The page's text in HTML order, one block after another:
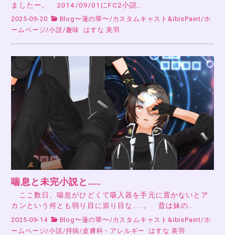
ましたー。 2014/09/01にFC2小説…
2025-09-20 Blog〜蓮の華〜/カスタムキャスト&ibisPaint/ホ
ームページ/小説/趣味 はすな 美羽
喘息と未完小説と……
ここ数日、喘息がひどくて吸入器を手元に置かないとア
カンという何とも弱り目に祟り目な……。 昔は妹の…
2025-09-14 Blog〜蓮の華〜 /カスタムキャスト&ibisPaint/ホ
ームページ/小説 /持病 / 皮膚科・アレルギー はすな 美羽